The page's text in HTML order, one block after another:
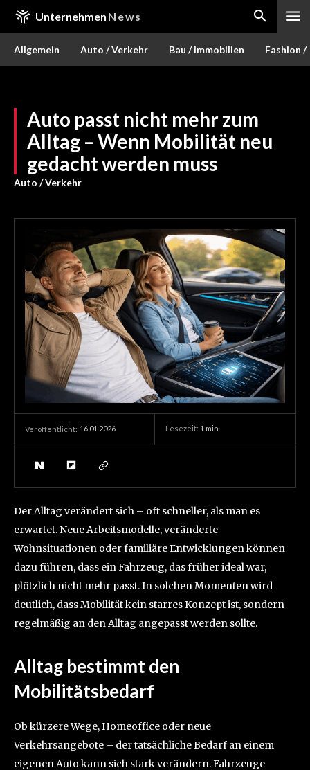
Unternehmen News
Allgemein Auto / Verkehr Bau / Immobilien Fashion /
Auto passt nicht mehr zum
Alltag – Wenn Mobilität neu
gedacht werden muss
Auto / Verkehr
Veröffentlicht: 16.01.2026 Lesezeit: 1 min.
Der Alltag verändert sich – oft schneller, als man es
erwartet. Neue Arbeitsmodelle, veränderte
Wohnsituationen oder familiäre Entwicklungen können
dazu führen, dass ein Fahrzeug, das früher ideal war,
plötzlich nicht mehr passt. In solchen Momenten wird
deutlich, dass Mobilität kein starres Konzept ist, sondern
regelmäßig an den Alltag angepasst werden sollte.
Alltag bestimmt den
Mobilitätsbedarf
Ob kürzere Wege, Homeoffice oder neue
Verkehrsangebote – der tatsächliche Bedarf an einem
eigenen Auto kann sich stark verändern. Fahrzeuge